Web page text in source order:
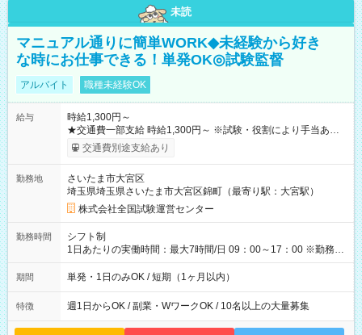
未読
マニュアル通りに簡単WORK◆未経験から好き
な時にお仕事できる！単発OK◎試験監督
アルバイト 職種未経験OK
給与
時給1,300円～
★交通費一部支給 時給1,300円～ ※試験・役割により手当あり
※勤務回数により昇給あり 【即給（前払い）オプションあ
り！】 希望される場合、勤務から1週間ほどで給与の一部を受け
例】 ・河合塾模擬試験 8:30～17:30（休憩1時間） 時給1,300円
×8時間＝日収10,400円＋交通費 ※当日の役割により時給＋100
円の場合あり ・国家試験 7:00～13:30（休憩なし） 時給1,300
円（役割手当＋100円）×6時間＝日収8,400円＋交通費 【試用期
間】試用期間なし
交通費別途支給あり
勤務地
さいたま市大宮区
埼玉県埼玉県さいたま市大宮区錦町（最寄り駅：大宮駅）
株式会社全国試験運営センター
勤務時間
シフト制
1日あたりの実働時間：最大7時間/日 09：00～17：00 ※勤務時
間は 試験により異なります。
期間 単発・1日のみOK / 短期（1ヶ月以内）
特徴 週1日からOK / 副業・WワークOK / 10名以上の大量募集